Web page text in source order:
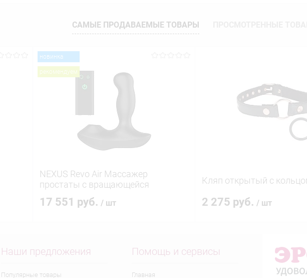
САМЫЕ ПРОДАВАЕМЫЕ ТОВАРЫ
новинка
рекомендуем
NEXUS Revo Air Массажер
простаты с вращающейся
17 551 руб. / шт
Кляп открытый с
2 275 руб. / шт
Наши предложения
Популярные товары
Помощь и сервисы
Главная